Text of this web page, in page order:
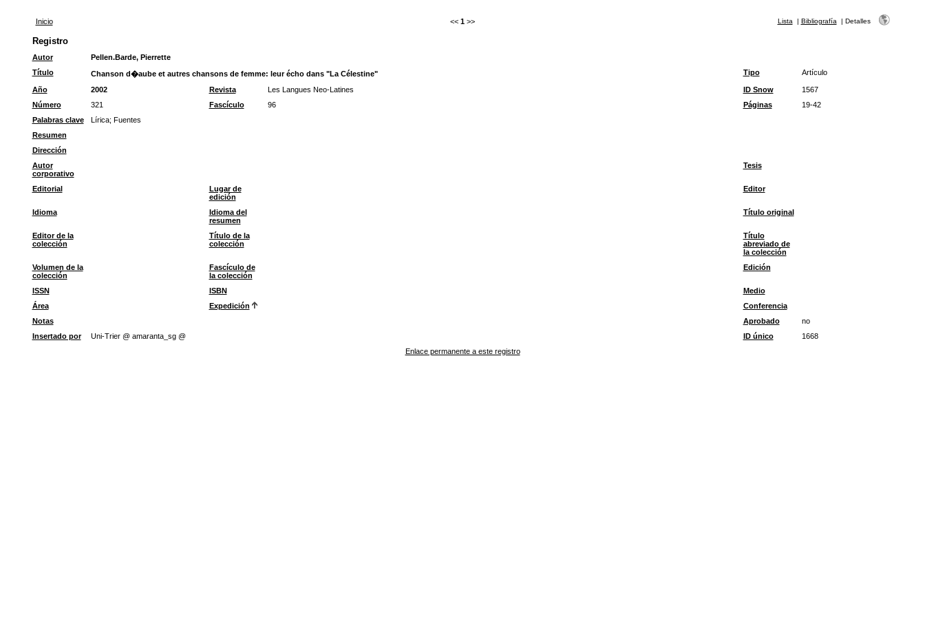
Inicio << 1 >> Lista | Bibliografía | Detalles
Registro
Autor
Pellen.Barde, Pierrette
Título
Chanson d�aube et autres chansons de femme: leur écho dans "La Célestine" Tipo Artículo
Año 2002 Revista Les Langues Neo-Latines ID Snow
1567
Número
321 Fascículo 96 Páginas
19-42
Palabras clave
Lírica; Fuentes
Resumen
Dirección
Autor
corporativo
Tesis
Editorial
Lugar de
edición
Editor
Idioma
Idioma del
resumen
Título original
Editor de la
colección
Título de la
colección
Título
abreviado de
la colección
Volumen de la
colección
Fascículo de
la colección
Edición
ISSN ISBN
Medio
Área
Expedición
Conferencia
Notas
Aprobado
no
Insertado por
Uni-Trier @ amaranta_sg @ ID único
1668
Enlace permanente a este registro